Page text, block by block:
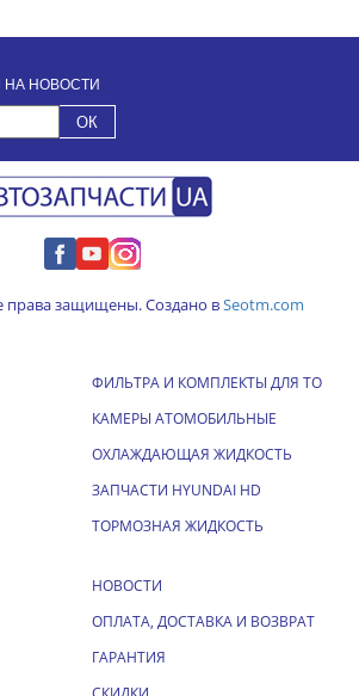
НОВОСТИ
права защищены. Создано вSeotm.com
ФИЛЬТРА И КОМПЛЕКТЫ ДЛЯ ТО
КАМЕРЫ АТОМОБИЛЬНЫЕ
ОХЛАЖДАЮЩАЯ ЖИДКОСТЬ
ЗАПЧАСТИ HYUNDAI HD
ТОРМОЗНАЯ ЖИДКОСТЬ
НОВОСТИ
ОПЛАТА, ДОСТАВКА И ВОЗВРАТ
ГАРАНТИЯ